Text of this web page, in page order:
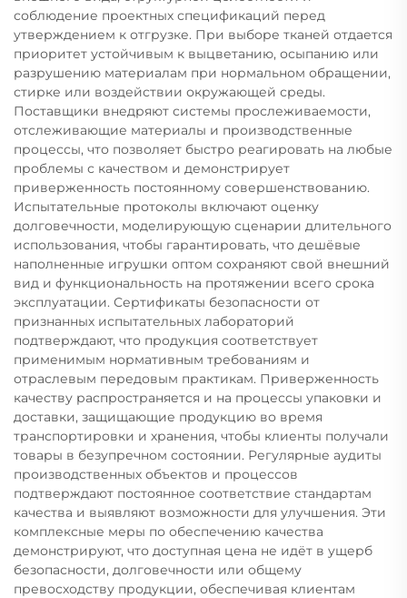
соблюдение проектных спецификаций перед
утверждением к отгрузке. При выборе тканей отдается
приоритет устойчивым к выцветанию, осыпанию или
разрушению материалам при нормальном обращении,
стирке или воздействии окружающей среды.
Поставщики внедряют системы прослеживаемости,
отслеживающие материалы и производственные
процессы, что позволяет быстро реагировать на любые
проблемы с качеством и демонстрирует
приверженность постоянному совершенствованию.
Испытательные протоколы включают оценку
долговечности, моделирующую сценарии длительного
использования, чтобы гарантировать, что дешёвые
наполненные игрушки оптом сохраняют свой внешний
вид и функциональность на протяжении всего срока
эксплуатации. Сертификаты безопасности от
признанных испытательных лабораторий
подтверждают, что продукция соответствует
применимым нормативным требованиям и
отраслевым передовым практикам. Приверженность
качеству распространяется и на процессы упаковки и
доставки, защищающие продукцию во время
транспортировки и хранения, чтобы клиенты получали
товары в безупречном состоянии. Регулярные аудиты
производственных объектов и процессов
подтверждают постоянное соответствие стандартам
качества и выявляют возможности для улучшения. Эти
комплексные меры по обеспечению качества
демонстрируют, что доступная цена не идёт в ущерб
безопасности, долговечности или общему
превосходству продукции, обеспечивая клиентам